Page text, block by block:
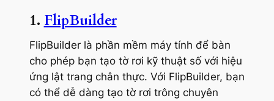
1. FlipBuilder
FlipBuilder là phần mềm máy tính để bàn
cho phép bạn tạo tờ rơi kỹ thuật số với hiệu
ứng lật trang chân thực. Với FlipBuilder, bạn
có thể dễ dàng tạo tờ rơi trông chuyên